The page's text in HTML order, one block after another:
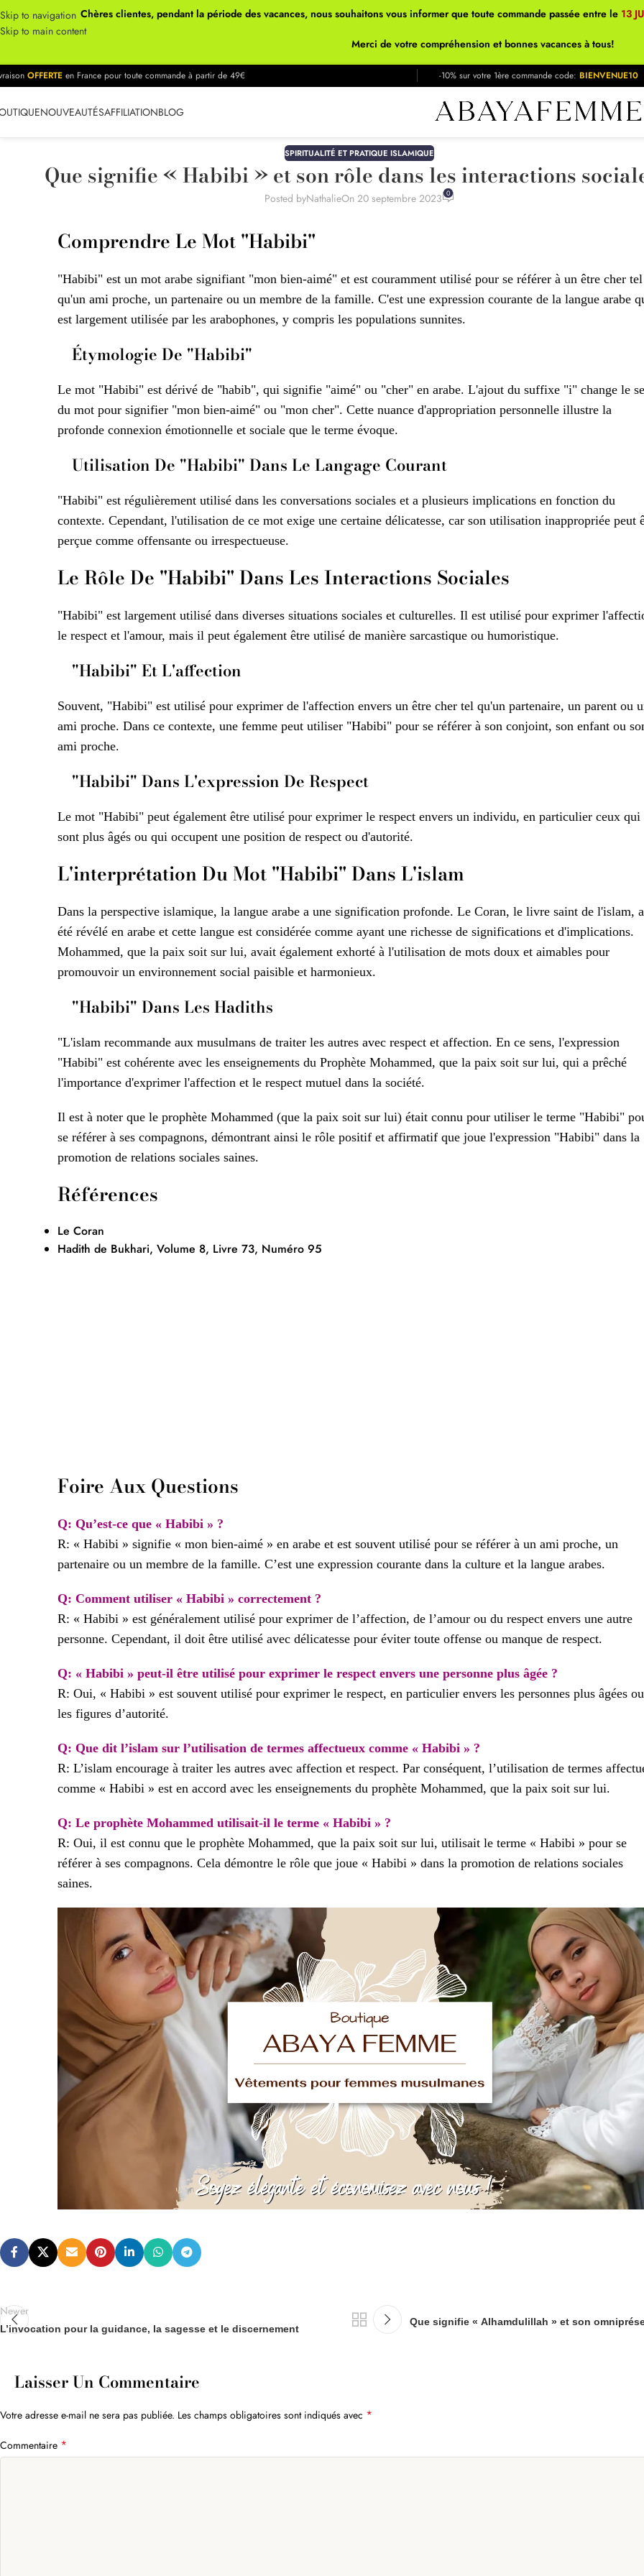
Skip to navigation
Skip to main content
Chères clientes, pendant la période des vacances, nous souhaitons vous informer que toute commande passée entre le 13
Merci de votre compréhension et bonnes vacances à tous!
OFFERTE en France pour toute commande à partir de 49€ -10% sur votre 1ère commande code: BIENVENUE10
NOUVEAUTÉSAFFILIATIONBLOG
SPIRITUALITÉ ET PRATIQUE ISLAMIQUE
Que signifie « Habibi » et son rôle dans les interactions
Posted byNathalieOn 20 septembre 2023 0
Comprendre Le Mot "Habibi"
"Habibi" est un mot arabe signifiant "mon bien-aimé" et est couramment utilisé pour se référer à un être cher tel
qu'un ami proche, un partenaire ou un membre de la famille. C'est une expression courante de la langue arabe
est largement utilisée par les arabophones, y compris les populations sunnites.
Étymologie De "Habibi"
Le mot "Habibi" est dérivé de "habib", qui signifie "aimé" ou "cher" en arabe. L'ajout du suffixe "i" change le
du mot pour signifier "mon bien-aimé" ou "mon cher". Cette nuance d'appropriation personnelle illustre la
profonde connexion émotionnelle et sociale que le terme évoque.
Utilisation De "Habibi" Dans Le Langage Courant
"Habibi" est régulièrement utilisé dans les conversations sociales et a plusieurs implications en fonction du
contexte. Cependant, l'utilisation de ce mot exige une certaine délicatesse, car son utilisation inappropriée peut
perçue comme offensante ou irrespectueuse.
Le Rôle De "Habibi" Dans Les Interactions Sociales
"Habibi" est largement utilisé dans diverses situations sociales et culturelles. Il est utilisé pour exprimer
le respect et l'amour, mais il peut également être utilisé de manière sarcastique ou humoristique.
"Habibi" Et L'affection
Souvent, "Habibi" est utilisé pour exprimer de l'affection envers un être cher tel qu'un partenaire, un parent ou
ami proche. Dans ce contexte, une femme peut utiliser "Habibi" pour se référer à son conjoint, son enfant ou
ami proche.
"Habibi" Dans L'expression De Respect
Le mot "Habibi" peut également être utilisé pour exprimer le respect envers un individu, en particulier ceux qui
sont plus âgés ou qui occupent une position de respect ou d'autorité.
L'interprétation Du Mot "Habibi" Dans L'islam
Dans la perspective islamique, la langue arabe a une signification profonde. Le Coran, le livre saint de l'islam, a
été révélé en arabe et cette langue est considérée comme ayant une richesse de significations et d'implications.
Mohammed, que la paix soit sur lui, avait également exhorté à l'utilisation de mots doux et aimables pour
promouvoir un environnement social paisible et harmonieux.
"Habibi" Dans Les Hadiths
"L'islam recommande aux musulmans de traiter les autres avec respect et affection. En ce sens, l'expression
"Habibi" est cohérente avec les enseignements du Prophète Mohammed, que la paix soit sur lui, qui a prêché
l'importance d'exprimer l'affection et le respect mutuel dans la société.
Il est à noter que le prophète Mohammed (que la paix soit sur lui) était connu pour utiliser le terme "Habibi"
se référer à ses compagnons, démontrant ainsi le rôle positif et affirmatif que joue l'expression "Habibi" dans la
promotion de relations sociales saines.
Références
Le Coran
Hadith de Bukhari, Volume 8, Livre 73, Numéro 95
Foire Aux Questions
Q: Qu’est-ce que « Habibi » ?
R: « Habibi » signifie « mon bien-aimé » en arabe et est souvent utilisé pour se référer à un ami proche, un
partenaire ou un membre de la famille. C’est une expression courante dans la culture et la langue arabes.
Q: Comment utiliser « Habibi » correctement ?
R: « Habibi » est généralement utilisé pour exprimer de l’affection, de l’amour ou du respect envers une autre
personne. Cependant, il doit être utilisé avec délicatesse pour éviter toute offense ou manque de respect.
Q: « Habibi » peut-il être utilisé pour exprimer le respect envers une personne plus âgée ?
R: Oui, « Habibi » est souvent utilisé pour exprimer le respect, en particulier envers les personnes plus âgées ou
les figures d’autorité.
Q: Que dit l’islam sur l’utilisation de termes affectueux comme « Habibi » ?
R: L’islam encourage à traiter les autres avec affection et respect. Par conséquent, l’utilisation de termes
comme « Habibi » est en accord avec les enseignements du prophète Mohammed, que la paix soit sur lui.
Q: Le prophète Mohammed utilisait-il le terme « Habibi » ?
R: Oui, il est connu que le prophète Mohammed, que la paix soit sur lui, utilisait le terme « Habibi » pour se
référer à ses compagnons. Cela démontre le rôle que joue « Habibi » dans la promotion de relations sociales
saines.
Newer
L’invocation pour la guidance, la sagesse et le discernement
Que signifie « Alhamdulillah » et son
Laisser Un Commentaire
Votre adresse e-mail ne sera pas publiée. Les champs obligatoires sont indiqués avec *
Commentaire *